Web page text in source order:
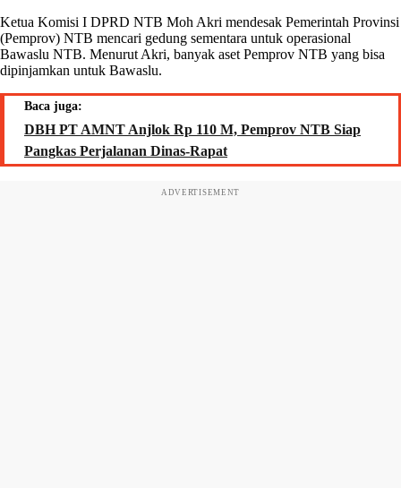
Ketua Komisi I DPRD NTB Moh Akri mendesak Pemerintah Provinsi
(Pemprov) NTB mencari gedung sementara untuk operasional
Bawaslu NTB. Menurut Akri, banyak aset Pemprov NTB yang bisa
dipinjamkan untuk Bawaslu.
Baca juga:
DBH PT AMNT Anjlok Rp 110 M, Pemprov NTB Siap
Pangkas Perjalanan Dinas-Rapat
ADVERTISEMENT